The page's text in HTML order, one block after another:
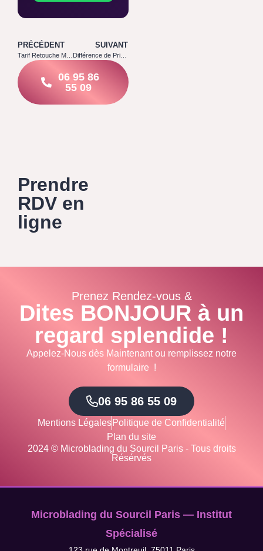
PRÉCÉDENT SUIVANT
06 95 86
55 09
Prendre
RDV en
ligne
Prenez Rendez-vous &
Dites BONJOUR à un
regard splendide !
Appelez-Nous dès Maintenant ou remplissez notre
formulaire !
06 95 86 55 09
Mentions LégalesPolitique de Confidentialité
Plan du site
2024 © Microblading du Sourcil Paris - Tous droits
Résérvés
Microblading du Sourcil Paris — Institut
Spécialisé